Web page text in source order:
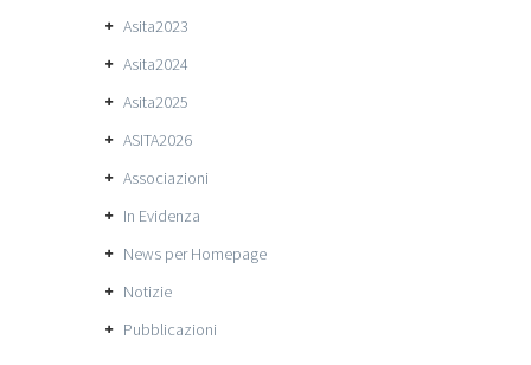
Asita2023
Asita2024
Asita2025
ASITA2026
Associazioni
In Evidenza
News per Homepage
Notizie
Pubblicazioni